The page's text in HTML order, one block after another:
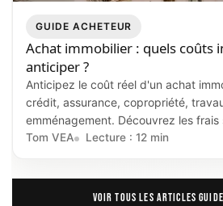
GUIDE ACHETEUR
Achat immobilier : quels coûts
anticiper ?
Anticipez le coût réel d'un achat
crédit, assurance, copropriété,
emménagement. Découvrez les frais
Guide.
Tom VEA Lecture : 12 min
VOIR TOUS LES ARTICLES